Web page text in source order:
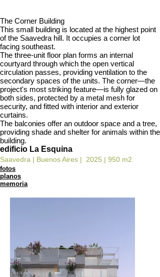
The Corner Building
This small building is located at the highest point
of the Saavedra hill. It occupies a corner lot
facing southeast.
The three-unit floor plan forms an internal
courtyard through which the open vertical
circulation passes, providing ventilation to the
secondary spaces of the units. The corner—the
project's most striking feature—is fully glazed on
both sides, protected by a metal mesh for
security, and fitted with interior and exterior
curtains.
The balconies offer an outdoor space and a tree,
providing shade and shelter for animals within the
building.
edificio La Esquina
Saavedra | Buenos Aires | 2025 | 950 m2
fotos
planos
memoria